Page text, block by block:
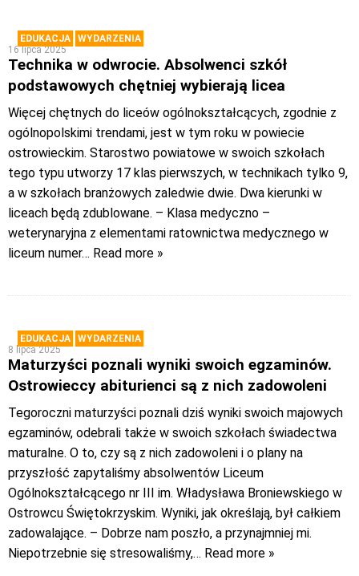
EDUKACJA
WYDARZENIA
16 lipca 2025
Technika w odwrocie. Absolwenci szkół
podstawowych chętniej wybierają licea
Więcej chętnych do liceów ogólnokształcących, zgodnie z
ogólnopolskimi trendami, jest w tym roku w powiecie
ostrowieckim. Starostwo powiatowe w swoich szkołach
tego typu utworzy 17 klas pierwszych, w technikach tylko 9,
a w szkołach branżowych zaledwie dwie. Dwa kierunki w
liceach będą zdublowane. – Klasa medyczno –
weterynaryjna z elementami ratownictwa medycznego w
liceum numer… Read more »
EDUKACJA
WYDARZENIA
8 lipca 2025
Maturzyści poznali wyniki swoich egzaminów.
Ostrowieccy abiturienci są z nich zadowoleni
Tegoroczni maturzyści poznali dziś wyniki swoich majowych
egzaminów, odebrali także w swoich szkołach świadectwa
maturalne. O to, czy są z nich zadowoleni i o plany na
przyszłość zapytaliśmy absolwentów Liceum
Ogólnokształcącego nr III im. Władysława Broniewskiego w
Ostrowcu Świętokrzyskim. Wyniki, jak określają, był całkiem
zadowalające. – Dobrze nam poszło, a przynajmniej mi.
Niepotrzebnie się stresowaliśmy,… Read more »